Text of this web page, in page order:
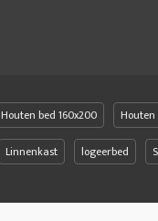
Houten bed 160x200
Houten
Linnenkast logeerbed